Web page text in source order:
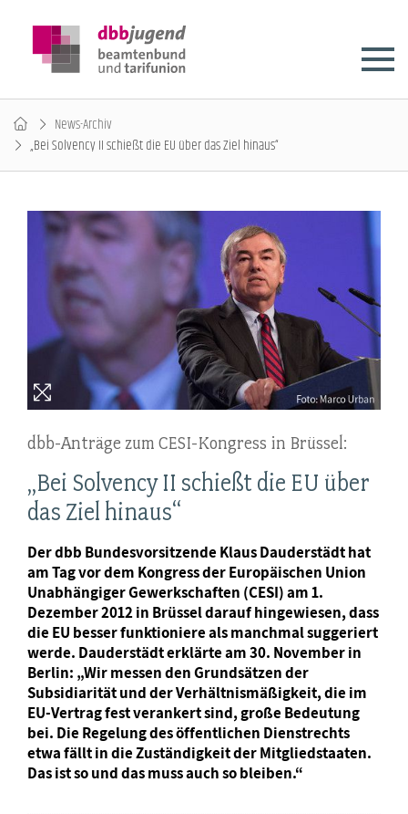
News-Archiv
„Bei Solvency II schießt die EU über das Ziel hinaus“
dbb-Anträge zum CESI-Kongress in Brüssel:
„Bei Solvency II schießt die EU über
das Ziel hinaus“
Der dbb Bundesvorsitzende Klaus Dauderstädt hat
am Tag vor dem Kongress der Europäischen Union
Unabhängiger Gewerkschaften (CESI) am 1.
Dezember 2012 in Brüssel darauf hingewiesen, dass
die EU besser funktioniere als manchmal suggeriert
werde. Dauderstädt erklärte am 30. November in
Berlin: „Wir messen den Grundsätzen der
Subsidiarität und der Verhältnismäßigkeit, die im
EU-Vertrag fest verankert sind, große Bedeutung
bei. Die Regelung des öffentlichen Dienstrechts
etwa fällt in die Zuständigkeit der Mitgliedstaaten.
Das ist so und das muss auch so bleiben.“